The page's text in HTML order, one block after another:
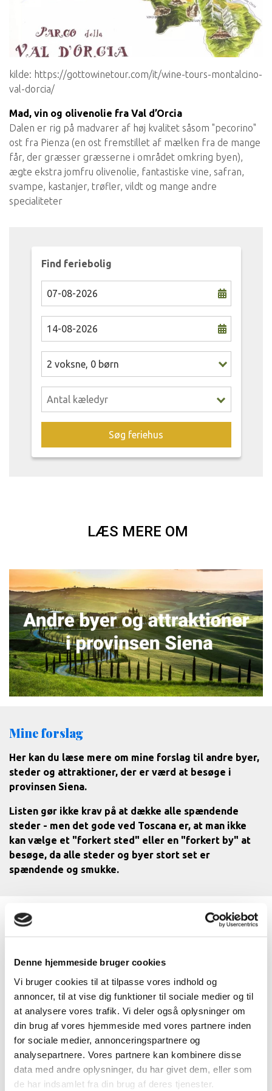
Denne hjemmeside bruger cookies
Vi bruger cookies til at tilpasse vores indhold og
annoncer, til at vise dig funktioner til sociale medier og til
at analysere vores trafik. Vi deler også oplysninger om
din brug af vores hjemmeside med vores partnere inden
for sociale medier, annonceringspartnere og
analysepartnere. Vores partnere kan kombinere disse
data med andre oplysninger, du har givet dem, eller som
de har indsamlet fra din brug af deres tjenester.
kilde: https://gottowinetour.com/it/wine-tours-montalcino-
val-dorcia/
Mad, vin og olivenolie fra Val d’Orcia
Dalen er rig på madvarer af høj kvalitet såsom "pecorino"
ost fra Pienza (en ost fremstillet af mælken fra de mange
får, der græsser græsserne i området omkring byen),
ægte ekstra jomfru olivenolie, fantastiske vine, safran,
svampe, kastanjer, trøfler, vildt og mange andre
specialiteter
Find feriebolig
2 voksne, 0 børn
Søg feriehus
LÆS MERE OM
Mine forslag
Her kan du læse mere om mine forslag til andre byer,
steder og attraktioner, der er værd at besøge i
provinsen Siena.
Listen gør ikke krav på at dække alle spændende
steder - men det gode ved Toscana er, at man ikke
kan vælge et "forkert sted" eller en "forkert by" at
besøge, da alle steder og byer stort set er
spændende og smukke.
HVORDAN KOMMER VI TIL VAL
D'ORCIA?
Der er mange måder at komme til provinsen Siena. Man
flyve, køre med tog - eller tage bilen. Du kan læse mere
herom via disse link:
Transport og trafik